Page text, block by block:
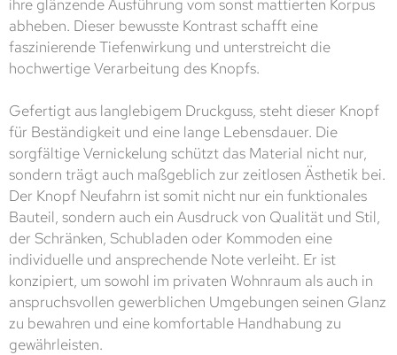
ihre glänzende Ausführung vom sonst mattierten Korpus
abheben. Dieser bewusste Kontrast schafft eine
faszinierende Tiefenwirkung und unterstreicht die
hochwertige Verarbeitung des Knopfs.
Gefertigt aus langlebigem Druckguss, steht dieser Knopf
für Beständigkeit und eine lange Lebensdauer. Die
sorgfältige Vernickelung schützt das Material nicht nur,
sondern trägt auch maßgeblich zur zeitlosen Ästhetik bei.
Der Knopf Neufahrn ist somit nicht nur ein funktionales
Bauteil, sondern auch ein Ausdruck von Qualität und Stil,
der Schränken, Schubladen oder Kommoden eine
individuelle und ansprechende Note verleiht. Er ist
konzipiert, um sowohl im privaten Wohnraum als auch in
anspruchsvollen gewerblichen Umgebungen seinen Glanz
zu bewahren und eine komfortable Handhabung zu
gewährleisten.